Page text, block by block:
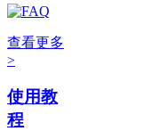
查看更多
>
使用教
程